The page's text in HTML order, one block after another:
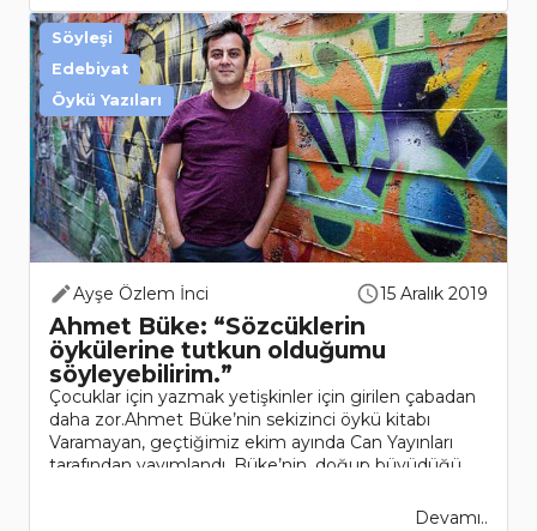
Ayşe Özlem İnci 15 Aralık 2019
Ahmet Büke: “Sözcüklerin
öykülerine tutkun olduğumu
söyleyebilirim.”
Çocuklar için yazmak yetişkinler için girilen çabadan
daha zor.Ahmet Büke’nin sekizinci öykü kitabı
Varamayan, geçtiğimiz ekim ayında Can Yayınları
tarafından yayımlandı. Büke’nin, doğup büyüdüğü
Devamı..
Söyleşi
Edebiyat
Öykü Yazıları